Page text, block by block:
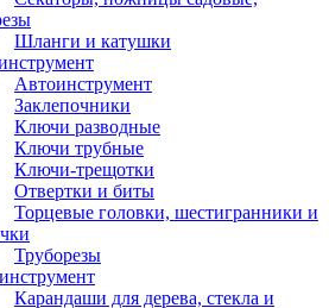
Шланги и катушки
Автоинструмент
Заклепочники
Ключи разводные
Ключи трубные
Ключи-трещотки
Отвертки и биты
Торцевые головки, шестигранники и
Труборезы
Карандаши для дерева, стекла и